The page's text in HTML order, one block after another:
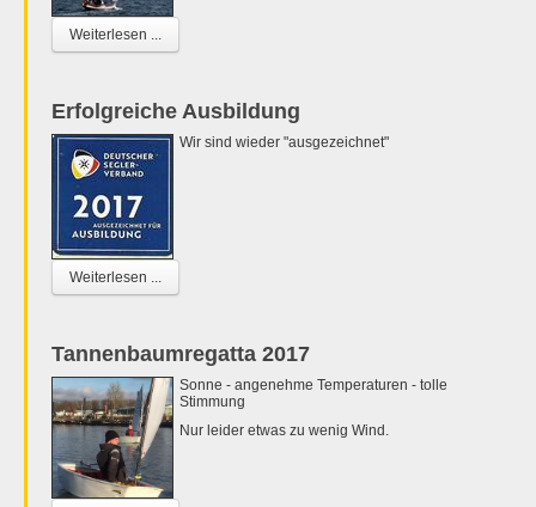
Weiterlesen ...
Erfolgreiche Ausbildung
Wir sind wieder "ausgezeichnet"
Weiterlesen ...
Tannenbaumregatta 2017
Sonne - angenehme Temperaturen - tolle
Stimmung
Nur leider etwas zu wenig Wind.